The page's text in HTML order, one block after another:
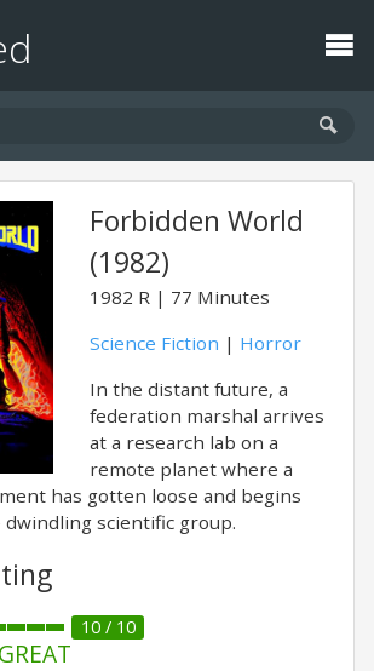
Forbidden World
(1982)
1982 R
77 Minutes
Science Fiction | Horror
In the distant future, a
federation marshal arrives
at a research lab on a
remote planet where a
has gotten loose and begins
scientific group.
10 / 10